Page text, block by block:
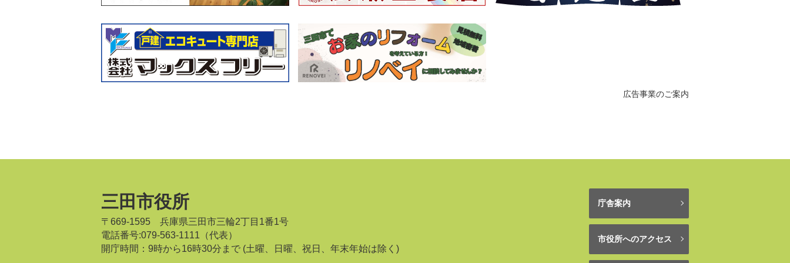
広告事業のご案内
三田市役所
〒669-1595 兵庫県三田市三輪2丁目1番1号
電話番号:079-563-1111（代表）
開庁時間：9時から16時30分まで (土曜、日曜、祝日、年末年始は除く)
庁舎案内
市役所へのアクセス